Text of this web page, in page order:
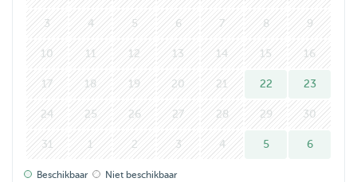
3 4 5 6 7 8 9
10 11 12 13 14 15 16
17 18 19 20 21 22 23
24 25 26 27 28 29 30
31 1 2 3 4 5 6
Beschikbaar Niet beschikbaar